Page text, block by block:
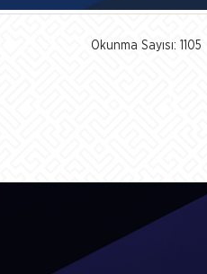
Okunma Sayısı: 1105